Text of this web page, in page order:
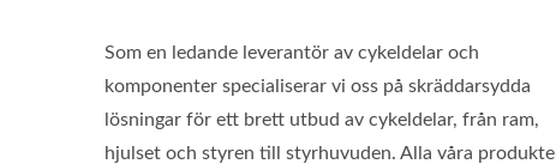
Som en ledande leverantör av cykeldelar och
komponenter specialiserar vi oss på skräddarsydda
lösningar för ett brett utbud av cykeldelar, från ram,
hjulset och styren till styrhuvuden. Alla våra